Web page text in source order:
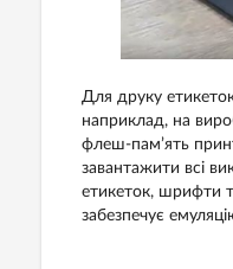
Для друку
наприклад, на
флеш-пам’ять
завантажити всі
етикеток, шрифти
забезпечує